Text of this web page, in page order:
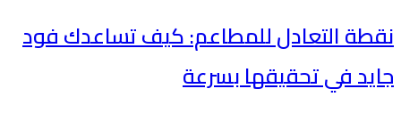
نقطة التعادل للمطاعم: كيف تساعدك فود
جايد في تحقيقها بسرعة